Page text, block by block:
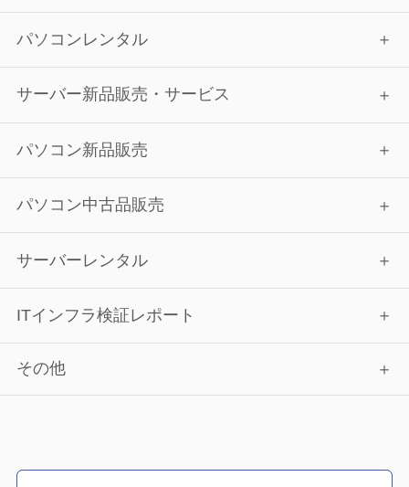
パソコンレンタル
サーバー新品販売・サービス
パソコン新品販売
パソコン中古品販売
サーバーレンタル
ITインフラ検証レポート
その他